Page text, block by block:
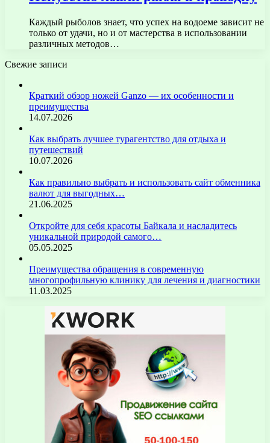
Каждый рыболов знает, что успех на водоеме зависит не
только от удачи, но и от мастерства в использовании
различных методов…
Свежие записи
Краткий обзор ножей Ganzo — их особенности и
преимущества
14.07.2026
Как выбрать лучшее турагентство для отдыха и
путешествий
10.07.2026
Как правильно выбрать и использовать сайт обменника
валют для выгодных…
21.06.2025
Откройте для себя красоты Байкала и насладитесь
уникальной природой самого…
05.05.2025
Преимущества обращения в современную
многопрофильную клинику для лечения и диагностики
11.03.2025